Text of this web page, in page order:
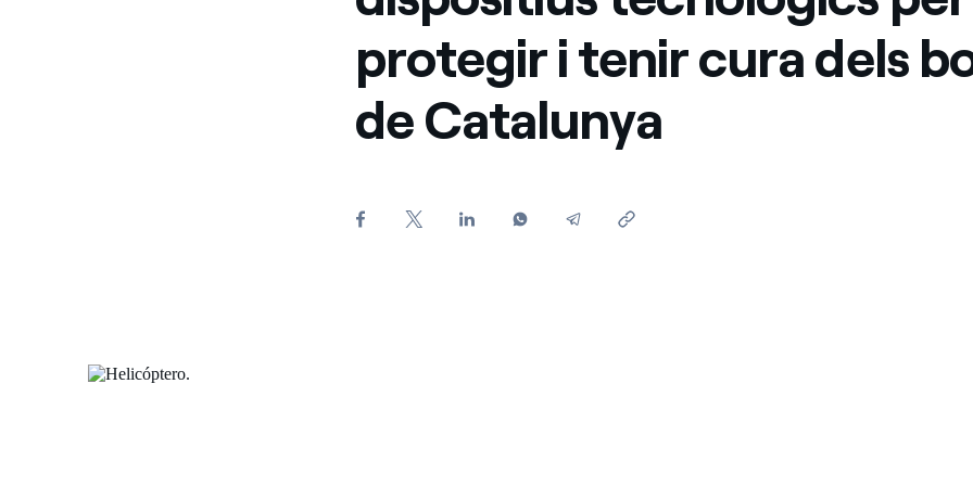
Ofertes per a autònoms i Pymes
Gestiones diverses comunitats de propietaris?
protegir i tenir cura dels
de Catalunya